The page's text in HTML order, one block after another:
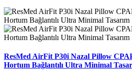
ResMed AirFit P30i Nazal Pillow
Hortum Bağlantılı Ultra Minimal